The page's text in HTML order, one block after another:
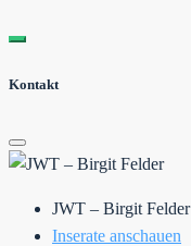
Kontakt
JWT – Birgit Felder
Inserate anschauen